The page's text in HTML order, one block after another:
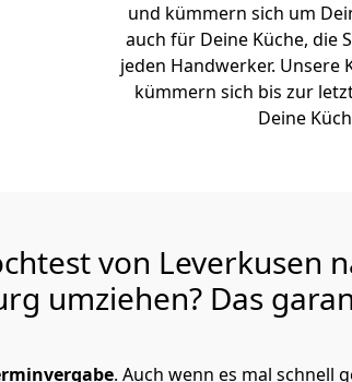
und kümmern sich um
auch für Deine Küche, die
jeden Handwerker. Unsere
kümmern sich bis zur
Deine
von Leverkusen
umziehen? Das
. Auch wenn es mal schnell